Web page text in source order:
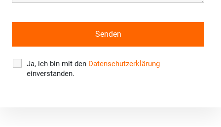
Ja, ich bin mit den Datenschutzerklärung
einverstanden.